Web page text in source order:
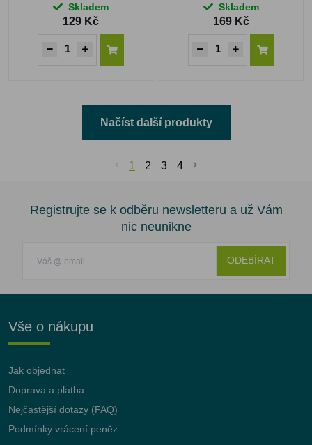
Skladem
129 Kč
Skladem
169 Kč
Načíst další produkty
1 2 3 4
Registrujte se k odběru newsletteru a už Vám
nic neunikne
ODEBÍRAT
Vše o nákupu
Jak objednat
Doprava a platba
Nejčastější dotazy (FAQ)
Podmínky vrácení peněz